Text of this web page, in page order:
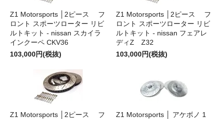
Z1 Motorsports │2ピース フ
ロント スポーツローター リビ
ルトキット - nissan スカイラ
インクーペ CKV36
103,000円(税抜)
Z1 Motorsports │2ピース フ
ロント スポーツローター リビ
ルトキット - nissan フェアレ
ディZ Z32
103,000円(税抜)
Z1 Motorsports │2ピース フ
Z1 Motorsports │ アケボノ 1